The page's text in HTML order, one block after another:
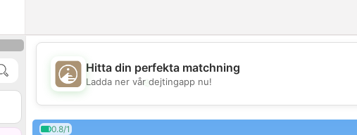
💖
Hitta din perfekta matchning
Ladda ner vår dejtingapp nu!
0.8/1